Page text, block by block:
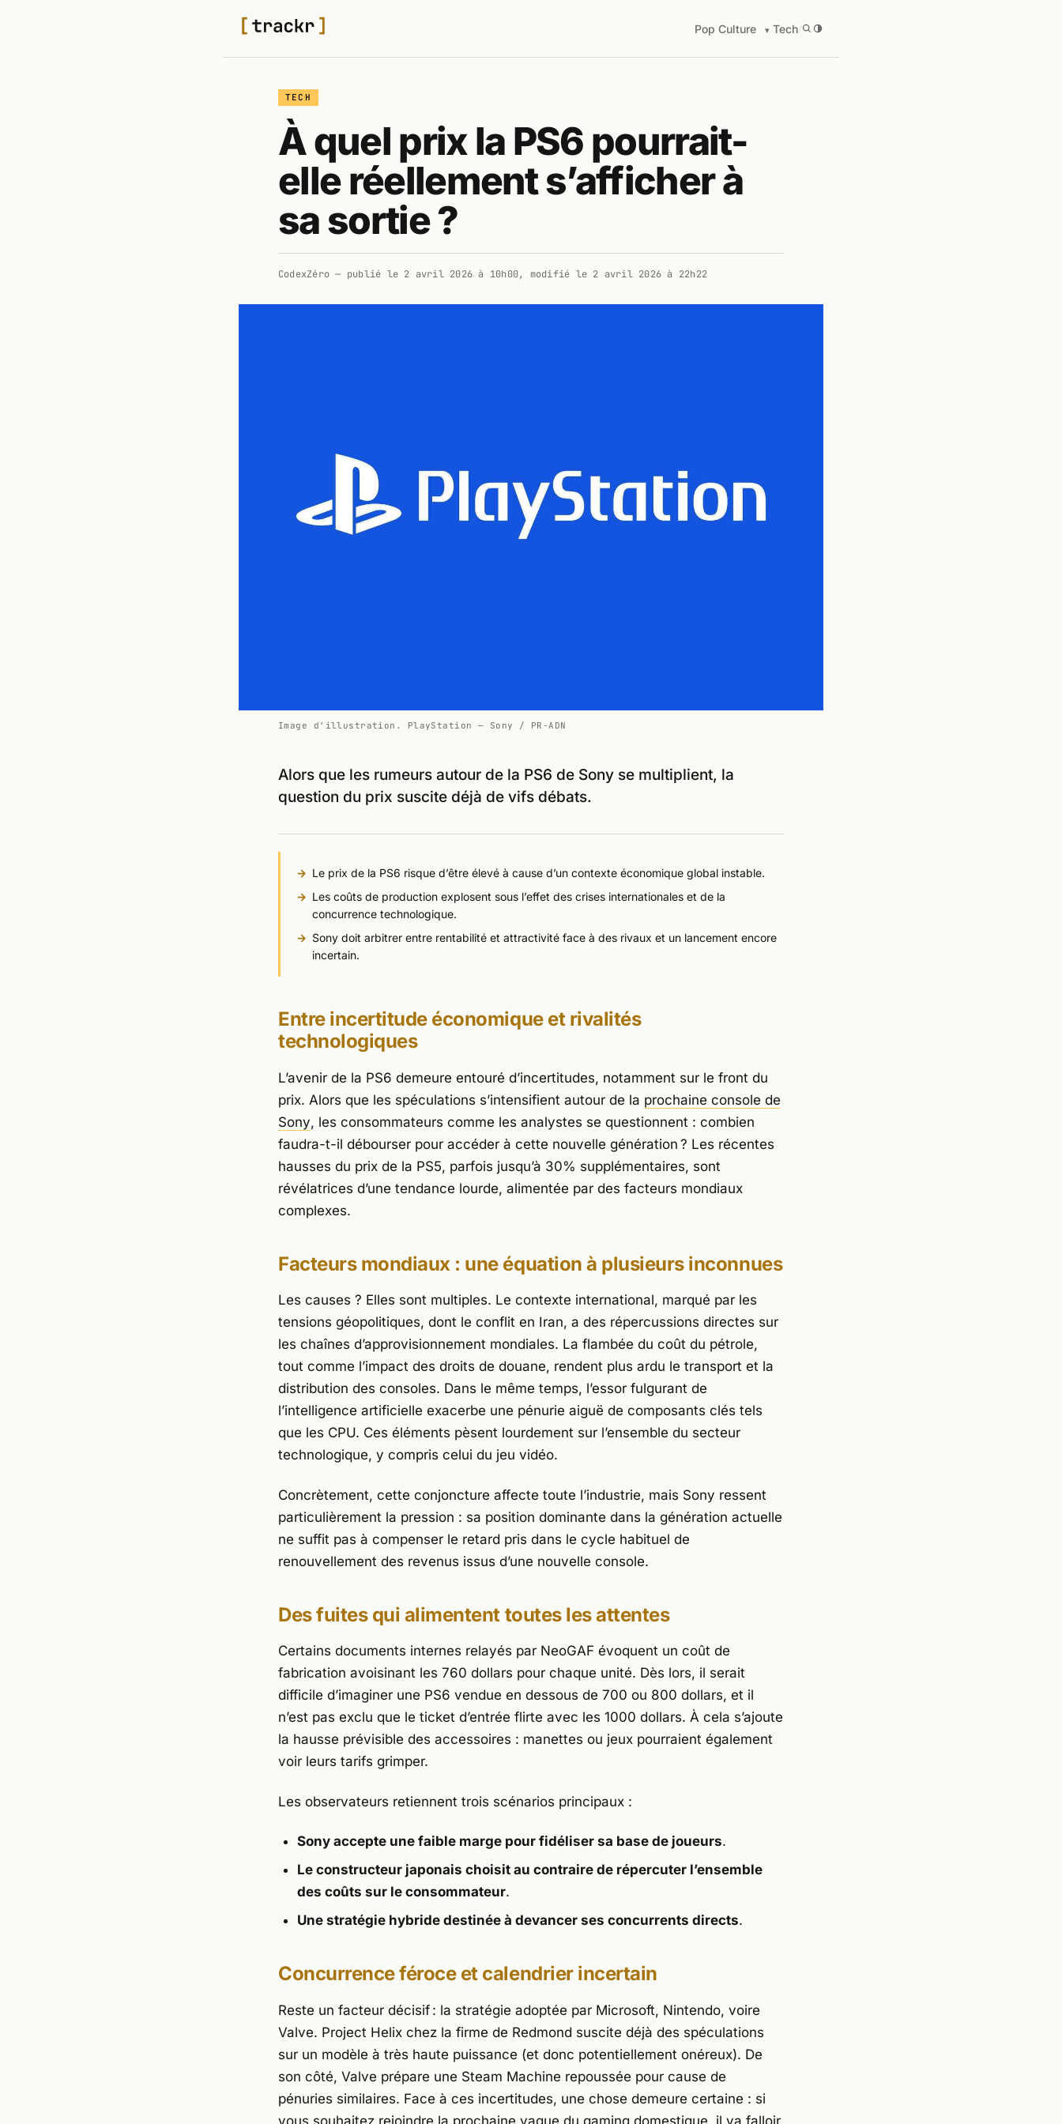
Pop Culture Tech/
TECH
À quel prix la PS6 pourrait-
elle réellement s’afficher à
sa sortie ?
CodexZéro — publié le 2 avril 2026 à 10h00, modifié le 2 avril 2026 à 22h22
Image d'illustration. PlayStation — Sony / PR-ADN
Alors que les rumeurs autour de la PS6 de Sony se multiplient, la
question du prix suscite déjà de vifs débats.
Le prix de la PS6 risque d’être élevé à cause d’un contexte économique global instable.
Les coûts de production explosent sous l’effet des crises internationales et de la
concurrence technologique.
Sony doit arbitrer entre rentabilité et attractivité face à des rivaux et un lancement encore
incertain.
Entre incertitude économique et rivalités
technologiques
L’avenir de la PS6 demeure entouré d’incertitudes, notamment sur le front du
prix. Alors que les spéculations s’intensifient autour de la prochaine console de
Sony, les consommateurs comme les analystes se questionnent : combien
faudra-t-il débourser pour accéder à cette nouvelle génération ? Les récentes
hausses du prix de la PS5, parfois jusqu’à 30% supplémentaires, sont
révélatrices d’une tendance lourde, alimentée par des facteurs mondiaux
complexes.
Facteurs mondiaux : une équation à plusieurs inconnues
Les causes ? Elles sont multiples. Le contexte international, marqué par les
tensions géopolitiques, dont le conflit en Iran, a des répercussions directes sur
les chaînes d’approvisionnement mondiales. La flambée du coût du pétrole,
tout comme l’impact des droits de douane, rendent plus ardu le transport et la
distribution des consoles. Dans le même temps, l’essor fulgurant de
l’intelligence artificielle exacerbe une pénurie aiguë de composants clés tels
que les CPU. Ces éléments pèsent lourdement sur l’ensemble du secteur
technologique, y compris celui du jeu vidéo.
Concrètement, cette conjoncture affecte toute l’industrie, mais Sony ressent
particulièrement la pression : sa position dominante dans la génération actuelle
ne suffit pas à compenser le retard pris dans le cycle habituel de
renouvellement des revenus issus d’une nouvelle console.
Des fuites qui alimentent toutes les attentes
Certains documents internes relayés par NeoGAF évoquent un coût de
fabrication avoisinant les 760 dollars pour chaque unité. Dès lors, il serait
difficile d’imaginer une PS6 vendue en dessous de 700 ou 800 dollars, et il
n’est pas exclu que le ticket d’entrée flirte avec les 1000 dollars. À cela s’ajoute
la hausse prévisible des accessoires : manettes ou jeux pourraient également
voir leurs tarifs grimper.
Les observateurs retiennent trois scénarios principaux :
Sony accepte une faible marge pour fidéliser sa base de joueurs.
Le constructeur japonais choisit au contraire de répercuter l’ensemble
des coûts sur le consommateur.
Une stratégie hybride destinée à devancer ses concurrents directs.
Concurrence féroce et calendrier incertain
Reste un facteur décisif : la stratégie adoptée par Microsoft, Nintendo, voire
Valve. Project Helix chez la firme de Redmond suscite déjà des spéculations
sur un modèle à très haute puissance (et donc potentiellement onéreux). De
son côté, Valve prépare une Steam Machine repoussée pour cause de
pénuries similaires. Face à ces incertitudes, une chose demeure certaine : si
vous souhaitez rejoindre la prochaine vague du gaming domestique, il va falloir